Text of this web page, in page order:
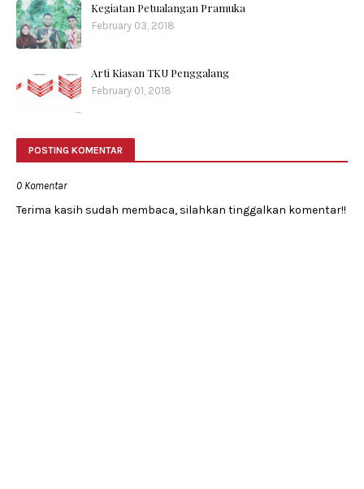
Kegiatan Petualangan Pramuka
February 03, 2018
Arti Kiasan TKU Penggalang
February 01, 2018
POSTING KOMENTAR
0 Komentar
Terima kasih sudah membaca, silahkan tinggalkan komentar!!